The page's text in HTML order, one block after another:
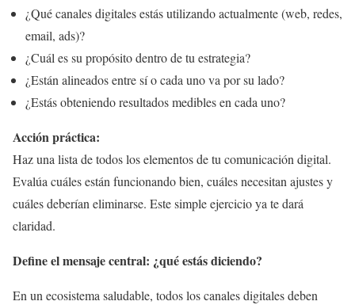
¿Qué canales digitales estás utilizando actualmente (web, redes,
email, ads)?
¿Cuál es su propósito dentro de tu estrategia?
¿Están alineados entre sí o cada uno va por su lado?
¿Estás obteniendo resultados medibles en cada uno?
Acción práctica:
Haz una lista de todos los elementos de tu comunicación digital.
Evalúa cuáles están funcionando bien, cuáles necesitan ajustes y
cuáles deberían eliminarse. Este simple ejercicio ya te dará
claridad.
Define el mensaje central: ¿qué estás diciendo?
En un ecosistema saludable, todos los canales digitales deben